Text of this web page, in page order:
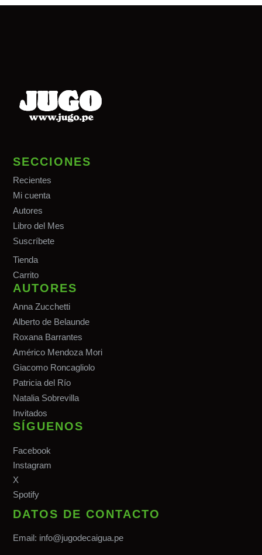
SECCIONES
Recientes
Mi cuenta
Autores
Libro del Mes
Suscríbete
Tienda
Carrito
AUTORES
Anna Zucchetti
Alberto de Belaunde
Roxana Barrantes
Américo Mendoza Mori
Giacomo Roncagliolo
Patricia del Río
Natalia Sobrevilla
Invitados
SÍGUENOS
Facebook
Instagram
X
Spotify
DATOS DE CONTACTO
Email: info@jugodecaigua.pe